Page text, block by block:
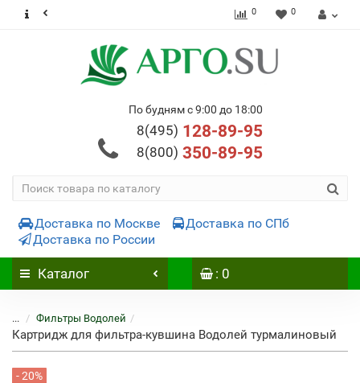
0 0
По будням с 9:00 до 18:00
8(495) 128-89-95
8(800) 350-89-95
Доставка по Москве
Доставка по СПб
Доставка по России
Каталог : 0
... Фильтры Водолей
Картридж для фильтра-кувшина Водолей турмалиновый
- 20%